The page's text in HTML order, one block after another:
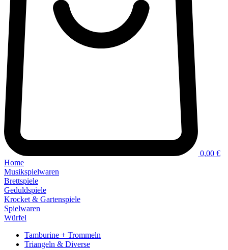
0,00 €
Home
Musikspielwaren
Brettspiele
Geduldspiele
Krocket & Gartenspiele
Spielwaren
Würfel
Tamburine + Trommeln
Triangeln & Diverse